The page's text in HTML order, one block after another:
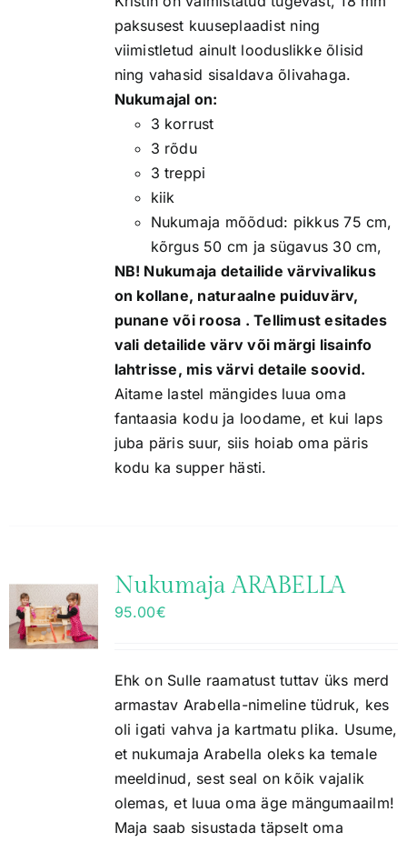
paksusest kuuseplaadist ning
viimistletud ainult looduslikke õlisid
ning vahasid sisaldava õlivahaga.
Nukumajal on:
3 korrust
3 rõdu
3 treppi
kiik
Nukumaja mõõdud: pikkus 75 cm,
kõrgus 50 cm ja sügavus 30 cm,
NB! Nukumaja detailide värvivalikus
on kollane, naturaalne puiduvärv,
punane või roosa . Tellimust esitades
vali detailide värv või märgi lisainfo
lahtrisse, mis värvi detaile soovid.
Aitame lastel mängides luua oma
fantaasia kodu ja loodame, et kui laps
juba päris suur, siis hoiab oma päris
kodu ka supper hästi.
Nukumaja ARABELLA
95.00€
Ehk on Sulle raamatust tuttav üks merd
armastav Arabella-nimeline tüdruk, kes
oli igati vahva ja kartmatu plika. Usume,
et nukumaja Arabella oleks ka temale
meeldinud, sest seal on kõik vajalik
olemas, et luua oma äge mängumaailm!
Maja saab sisustada täpselt oma